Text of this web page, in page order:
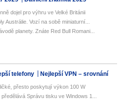
dojel pro výhru ve Velké Británii
Austrálie. Vozí na sobě miniaturní...
planety. Znáte Red Bull Romani...
telefony Nejlepší VPN – srovnání
přesto poskytují výkon 100 W
Správu tisku ve Windows 1...